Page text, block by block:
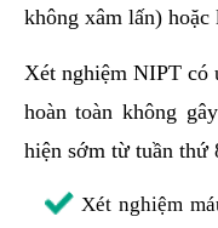
không xâm lấn) hoặc
Xét nghiệm NIPT có
hoàn toàn không
hiện sớm từ ​​tuần thứ
Xét nghiệm